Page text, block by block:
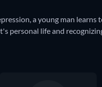
a young man
personal life and